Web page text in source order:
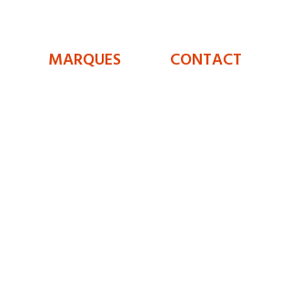
MARQUES CONTACT